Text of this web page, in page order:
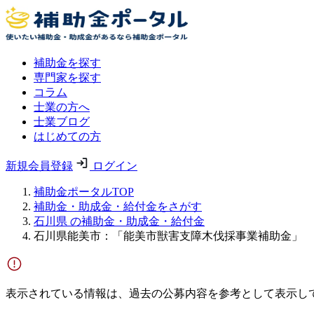
補助金を探す
専門家を探す
コラム
士業の方へ
士業ブログ
はじめての方
新規会員登録 ログイン
補助金ポータルTOP
補助金・助成金・給付金をさがす
石川県 の補助金・助成金・給付金
石川県能美市：「能美市獣害支障木伐採事業補助金」
表示されている情報は、過去の公募内容を参考として表示し